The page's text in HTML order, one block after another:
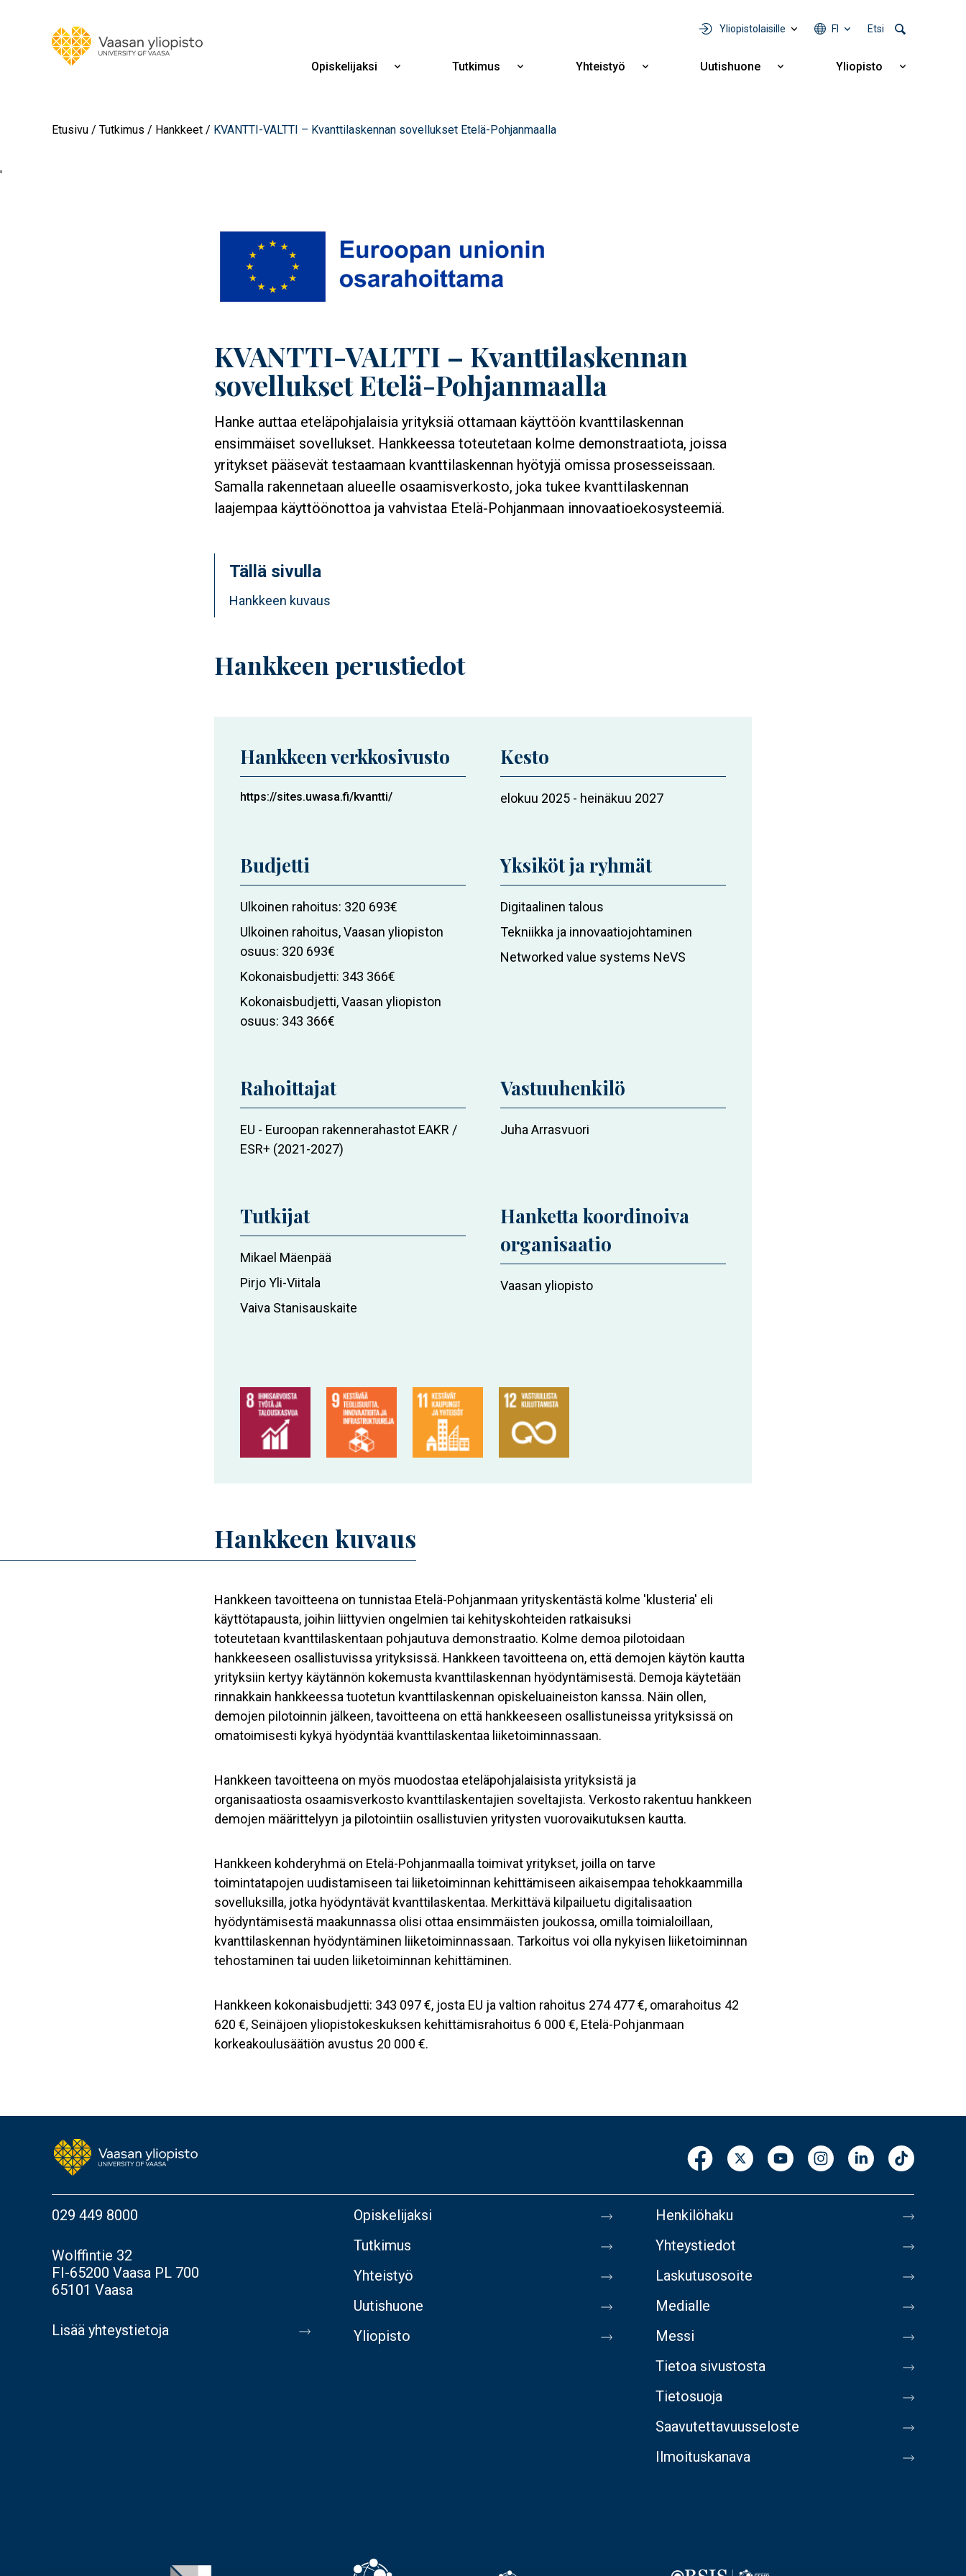
Yliopistolaisille FI Etsi
Opiskelijaksi
Näytä
Tutkimus
Näytä
Yhteistyö
Näytä
Uutishuone
Näytä
Yliopisto
Näytä
Etusivu Tutkimus Hankkeet KVANTTI-VALTTI – Kvanttilaskennan sovellukset Etelä-Pohjanmaalla
'
KVANTTI-VALTTI – Kvanttilaskennan
sovellukset Etelä-Pohjanmaalla
Hanke auttaa eteläpohjalaisia yrityksiä ottamaan käyttöön kvanttilaskennan
ensimmäiset sovellukset. Hankkeessa toteutetaan kolme demonstraatiota, joissa
yritykset pääsevät testaamaan kvanttilaskennan hyötyjä omissa prosesseissaan.
Samalla rakennetaan alueelle osaamisverkosto, joka tukee kvanttilaskennan
laajempaa käyttöönottoa ja vahvistaa Etelä-Pohjanmaan innovaatioekosysteemiä.
Tällä sivulla
Hankkeen kuvaus
Hankkeen perustiedot
Hankkeen verkkosivusto
https://sites.uwasa.fi/kvantti/
Kesto
Hankkeen
elokuu 2025 - heinäkuu 2027
Budjetti
Ulkoinen rahoitus 320 693€
Ulkoinen rahoitus, Vaasan yliopiston
osuus 320 693€
Kokonaisbudjetti 343 366€
Kokonaisbudjetti, Vaasan yliopiston
osuus 343 366€
Yksiköt ja ryhmät
Hankkeeseen
osallistuvat
yliopiston
Digitaalinen talous
Tekniikka ja innovaatiojohtaminen
Networked value systems NeVS
Rahoittajat
EU - Euroopan rakennerahastot EAKR /
ESR+ (2021-2027)
Vastuuhenkilö
Juha Arrasvuori
Tutkijat
Mikael Mäenpää
Pirjo Yli-Viitala
Vaiva Stanisauskaite
Hanketta koordinoiva
organisaatio
Vaasan yliopisto
Hankkeen kuvaus
Hankkeen tavoitteena on tunnistaa Etelä-Pohjanmaan yrityskentästä kolme 'klusteria' eli
käyttötapausta, joihin liittyvien ongelmien tai kehityskohteiden ratkaisuksi
toteutetaan kvanttilaskentaan pohjautuva demonstraatio. Kolme demoa pilotoidaan
hankkeeseen osallistuvissa yrityksissä. Hankkeen tavoitteena on, että demojen käytön kautta
yrityksiin kertyy käytännön kokemusta kvanttilaskennan hyödyntämisestä. Demoja käytetään
rinnakkain hankkeessa tuotetun kvanttilaskennan opiskeluaineiston kanssa. Näin ollen,
demojen pilotoinnin jälkeen, tavoitteena on että hankkeeseen osallistuneissa yrityksissä on
omatoimisesti kykyä hyödyntää kvanttilaskentaa liiketoiminnassaan.
Hankkeen tavoitteena on myös muodostaa eteläpohjalaisista yrityksistä ja
organisaatiosta osaamisverkosto kvanttilaskentajien soveltajista. Verkosto rakentuu hankkeen
demojen määrittelyyn ja pilotointiin osallistuvien yritysten vuorovaikutuksen kautta.
Hankkeen kohderyhmä on Etelä-Pohjanmaalla toimivat yritykset, joilla on tarve
toimintatapojen uudistamiseen tai liiketoiminnan kehittämiseen aikaisempaa tehokkaammilla
sovelluksilla, jotka hyödyntävät kvanttilaskentaa. Merkittävä kilpailuetu digitalisaation
hyödyntämisestä maakunnassa olisi ottaa ensimmäisten joukossa, omilla toimialoillaan,
kvanttilaskennan hyödyntäminen liiketoiminnassaan. Tarkoitus voi olla nykyisen liiketoiminnan
tehostaminen tai uuden liiketoiminnan kehittäminen.
Hankkeen kokonaisbudjetti: 343 097 €, josta EU ja valtion rahoitus 274 477 €, omarahoitus 42
620 €, Seinäjoen yliopistokeskuksen kehittämisrahoitus 6 000 €, Etelä-Pohjanmaan
korkeakoulusäätiön avustus 20 000 €.
029 449 8000
Wolffintie 32
FI-65200 Vaasa PL 700
65101 Vaasa
Lisää yhteystietoja
Opiskelijaksi
Tutkimus
Yhteistyö
Uutishuone
Yliopisto
Henkilöhaku
Yhteystiedot
Laskutusosoite
Medialle
Messi
Tietoa sivustosta
Tietosuoja
Saavutettavuusseloste
Ilmoituskanava
Image Image